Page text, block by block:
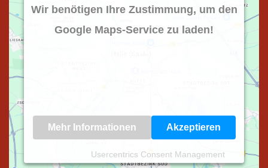
Wir benötigen Ihre Zustimmung, um den
Google Maps-Service zu laden!
Mehr Informationen Akzeptieren
Usercentrics Consent Management